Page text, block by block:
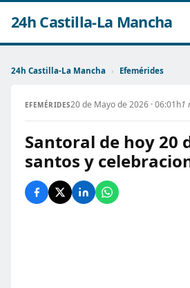
24h Castilla-La Mancha
24h Castilla-La Mancha › Efemérides
EFEMÉRIDES20 de Mayo de 2026 · 06:01h1
Santoral de hoy 20
santos y